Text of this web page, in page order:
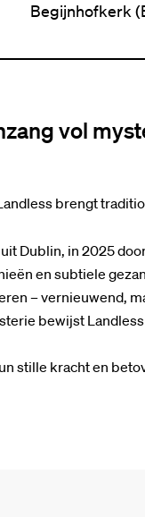
Begijnhofkerk
vol
brengt
Dublin, in 2025
en subtiele
– vernieuwend,
bewijst
stille kracht en